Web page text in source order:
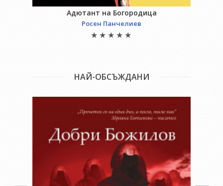
Адютант на Богородица
Росен Панчелиев
НАЙ-ОБСЪЖДАНИ